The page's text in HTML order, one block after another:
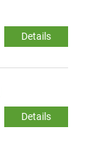
Details
Details